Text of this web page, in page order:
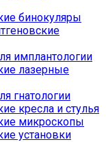
бинокуляры
имплантологии
лазерные
гнатологии
кресла и стулья
микроскопы
установки